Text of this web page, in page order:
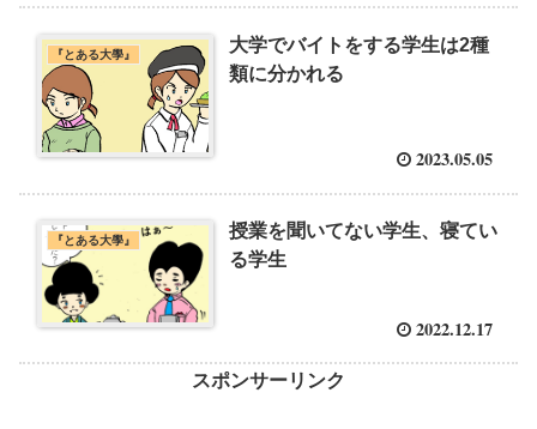
『とある大學』
大学でバイトをする学生は2種
類に分かれる
2023.05.05
『とある大學』
授業を聞いてない学生、寝てい
る学生
2022.12.17
スポンサーリンク